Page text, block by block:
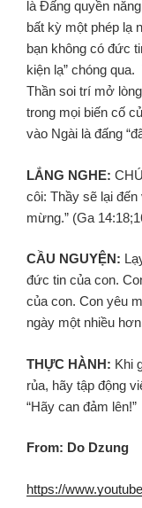
là Đấng quyền
bất kỳ một phép lạ
bạn không có đức
kiện lạ” chóng
Thần soi trí mở
trong mọi biến cố
vào Ngài là đấng
LẮNG NGHE:
côi: Thầy sẽ lại
mừng.” (Ga
CẦU NGUYỆN:
đức tin của con.
của con. Con yêu
ngày một nhiều
THỰC HÀNH: Khi
rủa, hãy tập động
“Hãy can đảm lên!”
From: Do Dzung
https://